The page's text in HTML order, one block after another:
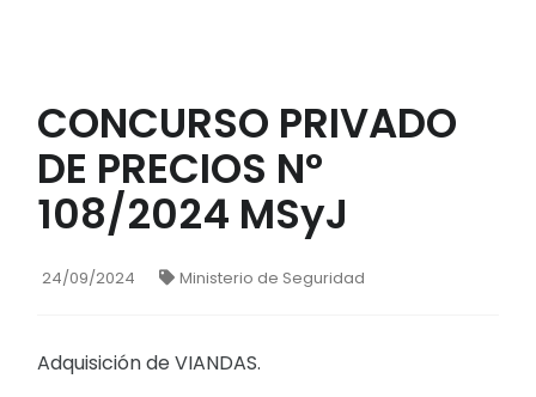
CONCURSO PRIVADO
DE PRECIOS N°
108/2024 MSyJ
24/09/2024 Ministerio de Seguridad
Adquisición de VIANDAS.